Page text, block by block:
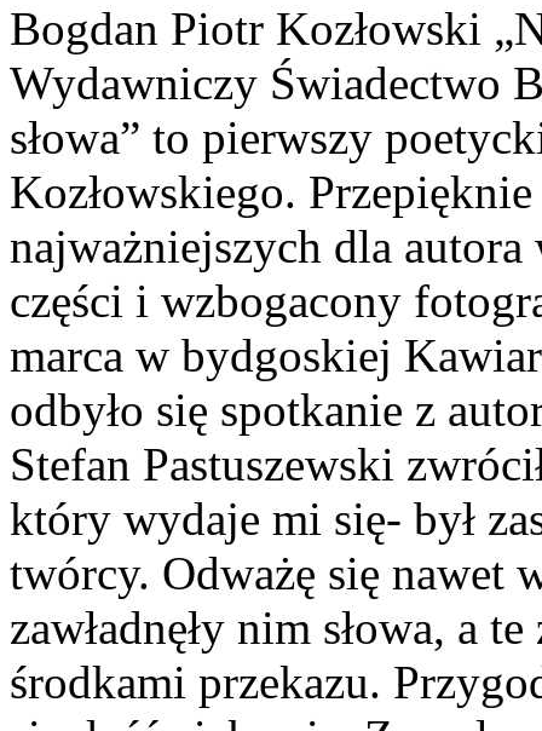
Bogdan Piotr Kozłowski
Wydawniczy Świadectwo
słowa” to pierwszy
Kozłowskiego.
najważniejszych dla autora
części i wzbogacony
marca w bydgoskiej
odbyło się spotkanie z
Stefan Pastuszewski
który wydaje mi się- był
twórcy. Odważę się nawet
zawładnęły nim słowa, a
środkami przekazu.